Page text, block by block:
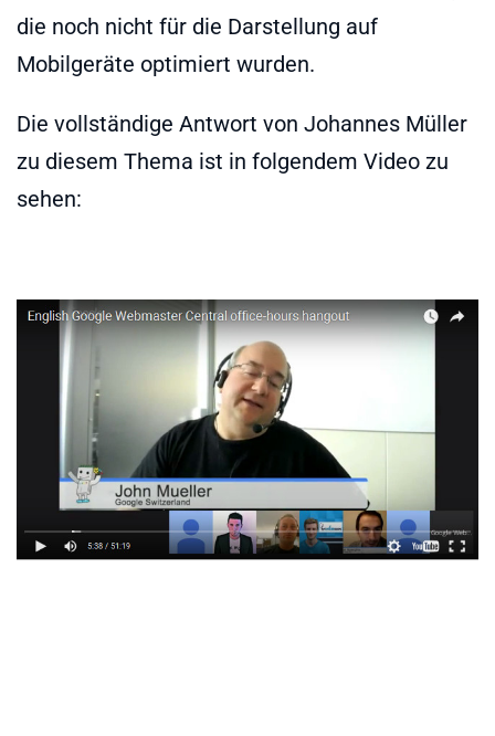
die noch nicht für die Darstellung auf
Mobilgeräte optimiert wurden.
Die vollständige Antwort von Johannes Müller
zu diesem Thema ist in folgendem Video zu
sehen: